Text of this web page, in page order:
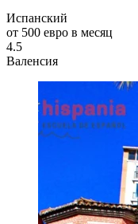
Испанский
от 500 евро в месяц
4.5
Валенсия